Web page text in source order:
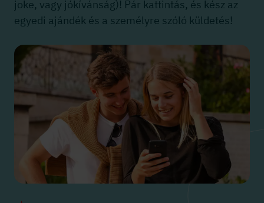
joke, vagy jókívánság)! Pár kattintás, és kész az
egyedi ajándék és a személyre szóló küldetés!